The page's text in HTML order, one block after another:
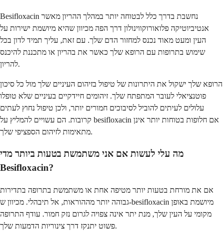
Besifloxacin נחשבת בדרך כלל לבטוחה יותר במהלך ההריון מאשר
אנטיביוטיקה פלואורוקווינולון דרך הפה מכיוון שהיא מיושמת ישירות על
העין ומעט מאוד נכנס למחזור הדם שלך. עם זאת, עליך תמיד לדון בכל
שימוש בתרופות עם הרופא שלך כאשר את בהריון או מתכננת להיכנס
להריון.
הרופא שלך ישקול את היתרונות של טיפול בזיהום העיניים שלך מול כל סיכון
פוטנציאלי לעובר המתפתח שלך. זיהומים חיידקיים בעיניים שלא טופלו
עלולים לעיתים להוביל לסיבוכים חמורים יותר, ולכן טיפול נחוץ לעתים
קרובות. הם עשויים להמליץ על besifloxacin אם חלופות בטוחות יותר אינן
מתאימות לזיהום הספציפי שלך.
מה עלי לעשות אם אני משתמשת בטעות ביותר מדי
Besifloxacin?
אם את מורחת בטעות יותר מטיפה אחת או משתמשת בתרופה בתדירות
גבוהה יותר מההוראות, אל תיבהלי. מכיוון ש-besifloxacin מיושמת באופן
מקומי על העין שלך, מנת יתר אינה צפויה לגרום נזק חמור. עודף התרופה
פשוט יתנקז דרך צינוריות הדמעות שלך.